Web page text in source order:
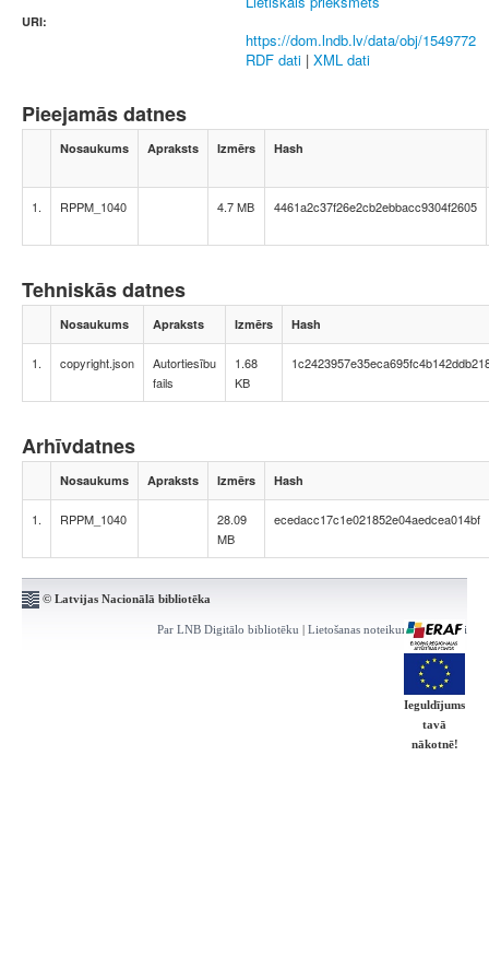
URI:
https://dom.lndb.lv/data/obj/1549772
RDF dati | XML dati
Pieejamās datnes
Nosaukums Apraksts Izmērs Hash
1. RPPM_1040 4.7 MB 4461a2c37f26e2cb2ebbacc9304f2605
Tehniskās datnes
Nosaukums Apraksts Izmērs Hash
1. copyright.json
Autortiesību
fails
1.68
KB
Arhīvdatnes
Nosaukums Apraksts Izmērs Hash
1. RPPM_1040
28.09
MB
ecedacc17c1e021852e04aedcea014bf
© Latvijas Nacionālā bibliotēka
Par LNB Digitālo bibliotēku | Lietošanas noteikumi | Kontakti
Ieguldījums
tavā
nākotnē!